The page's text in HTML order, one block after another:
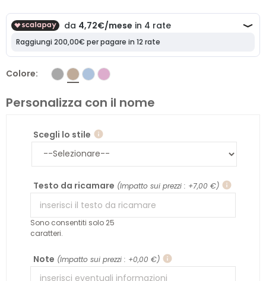
Colore
Personalizza con il nome
Scegli lo stile info
Testo da ricamare (Impatto sui prezzi : +7,00 €) info
Sono consentiti solo 25
caratteri.
Note (Impatto sui prezzi : +0,00 €) info